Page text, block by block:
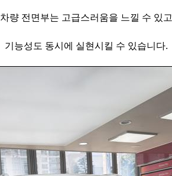
차량 전면부는 고급스러움을 느낄 수 있고
기능성도 동시에 실현시킬 수 있습니다.